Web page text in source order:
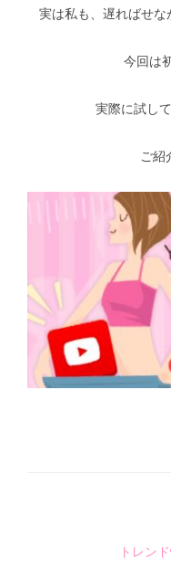
実は私も、遅ればせ
今回は
実際に試し
ご紹
トレン